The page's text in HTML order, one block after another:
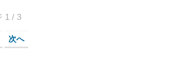
1 / 3
次へ